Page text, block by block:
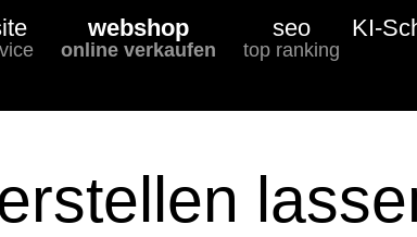
webshop
online verkaufen
seo
top ranking
KI-